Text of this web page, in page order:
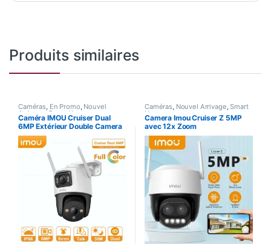
Produits similaires
Caméras, En Promo, Nouvel
Arrivage ,Smart Home
Caméra IMOU Cruiser Dual
6MP Extérieur Double Camera
360
Caméras, Nouvel Arrivage,Smart
Home
Camera Imou Cruiser Z 5MP
avec 12x Zoom